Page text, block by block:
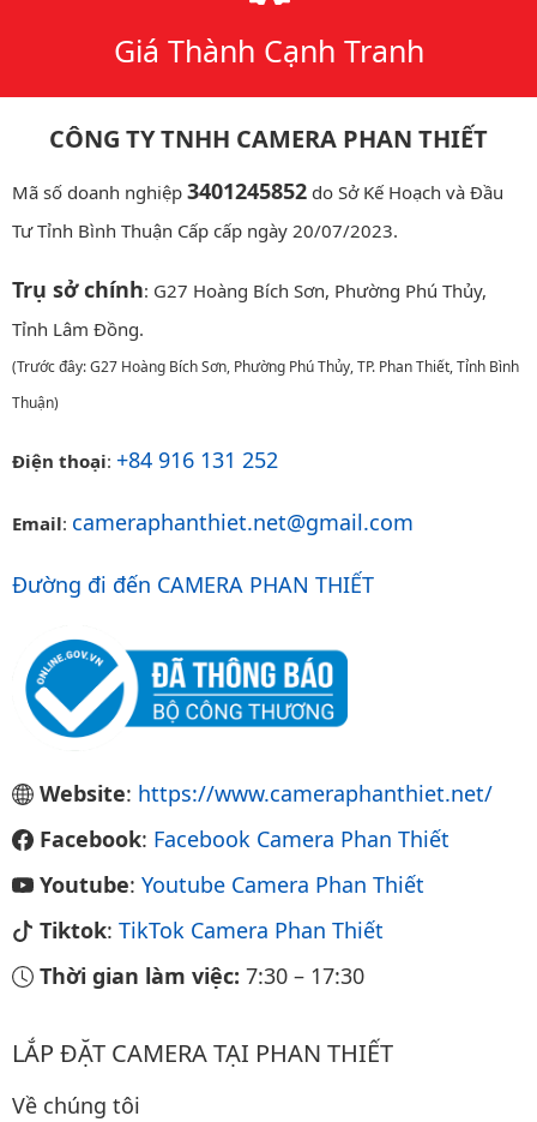
Giá Thành Cạnh Tranh
CÔNG TY TNHH CAMERA PHAN THIẾT
Mã số doanh nghiệp 3401245852 do Sở Kế Hoạch và Đầu
Tư Tỉnh Bình Thuận Cấp cấp ngày 20/07/2023.
Trụ sở chính: G27 Hoàng Bích Sơn, Phường Phú Thủy,
Tỉnh Lâm Đồng.
(Trước đây: G27 Hoàng Bích Sơn, Phường Phú Thủy, TP. Phan Thiết, Tỉnh Bình
Thuận)
Điện thoại: +84 916 131 252
Email: cameraphanthiet.net@gmail.com
Đường đi đến CAMERA PHAN THIẾT
Website: https://www.cameraphanthiet.net/
Facebook: Facebook Camera Phan Thiết
Youtube: Youtube Camera Phan Thiết
Tiktok: TikTok Camera Phan Thiết
Thời gian làm việc: 7:30 – 17:30
LẮP ĐẶT CAMERA TẠI PHAN THIẾT
Về chúng tôi